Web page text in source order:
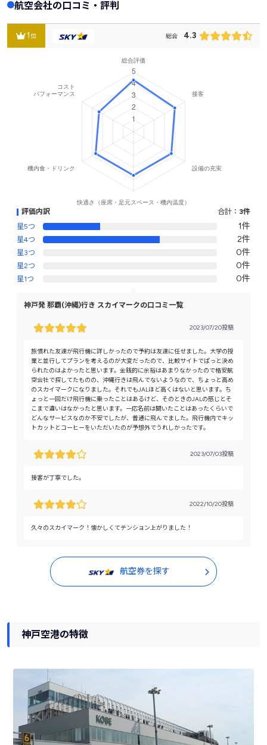
航空会社の口コミ・評判
1位 総合 4.3
評価内訳 合計： 3件
星5つ
1件
星4つ 2件
星3つ 0件
星2つ 0件
星1つ 0件
神戸発 那覇(沖縄)行き スカイマークの口コミ一覧
2023/07/20投稿
旅慣れた友達が飛行機に詳しかったので予約は友達に任せました。大学の授
業と並行してプランを考えるのが大変だったので、比較サイトでぱっと決め
られたのはよかったと思います。金銭的に余裕はあまりなかったので格安航
空会社で探してたものの、沖縄行きは飛んでないようなので、ちょっと高め
のスカイマークになりました。それでもJALほど高くはないと思います。ち
ょっと一回だけ飛行機に乗ったことはあるけど、そのときのJALの感じとそ
こまで違いはなかったと思います。一応名前は聞いたことはあったくらいで
どんなサービスなのか不安でしたが、普通に飛んでました。飛行機内でキッ
トカットとコーヒーをいただいたのが予想外でうれしかったです。
2023/07/03投稿
接客が丁寧でした。
2022/10/20投稿
久々のスカイマーク！懐かしくてテンション上がりました！
航空券を探す
神戸空港の特徴